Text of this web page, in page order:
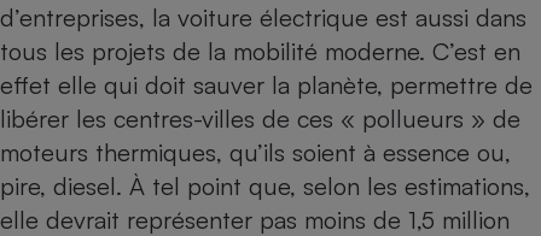
d’entreprises, la voiture électrique est aussi dans
tous les projets de la mobilité moderne. C’est en
effet elle qui doit sauver la planète, permettre de
libérer les centres-villes de ces « pollueurs » de
moteurs thermiques, qu’ils soient à essence ou,
pire, diesel. À tel point que, selon les estimations,
elle devrait représenter pas moins de 1,5 million
Complément
alimentaire
Assurance emprunteur
Gros électroménager
Petit électroménager -
Internet
Téléphonie
Mutuelle